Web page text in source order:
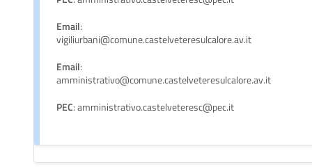
Email:
vigiliurbani@comune.castelveteresulcalore.av.it
Email:
amministrativo@comune.castelveteresulcalore.av.it
PEC: amministrativo.castelveteresc@pec.it